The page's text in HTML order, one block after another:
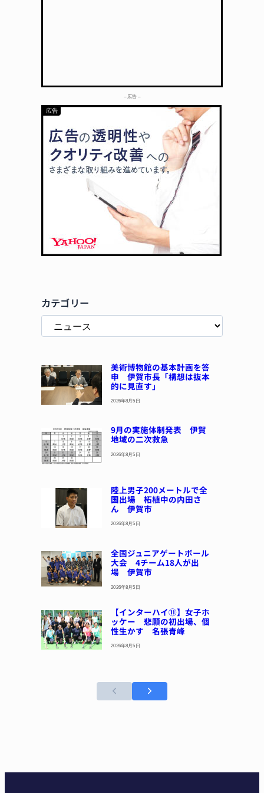
– 広告 –
カテゴリー
美術博物館の基本計画を答
申 伊賀市長「構想は抜本
的に見直す」
2026年8月5日
9月の実施体制発表 伊賀
地域の二次救急
2026年8月5日
陸上男子200メートルで全
国出場 柘植中の内田さ
ん 伊賀市
2026年8月5日
全国ジュニアゲートボール
大会 4チーム18人が出
場 伊賀市
2026年8月5日
【インターハイ⑪】女子ホ
ッケー 悲願の初出場、個
性生かす 名張青峰
2026年8月5日